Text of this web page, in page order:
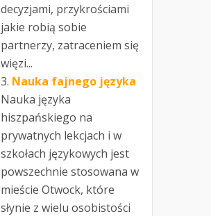
decyzjami, przykrościami
jakie robią sobie
partnerzy, zatraceniem się
więzi...
Nauka fajnego języka
Nauka języka
hiszpańskiego na
prywatnych lekcjach i w
szkołach językowych jest
powszechnie stosowana w
mieście Otwock, które
słynie z wielu osobistości